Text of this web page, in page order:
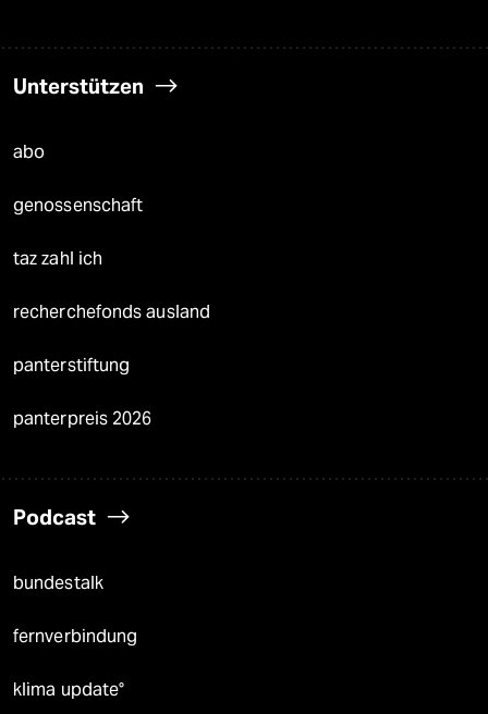
Unterstützen
abo
genossenschaft
taz zahl ich
recherchefonds ausland
panterstiftung
panterpreis 2026
Podcast
bundestalk
fernverbindung
klima update°